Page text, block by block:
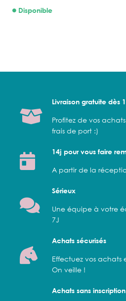
Disponible
Livraison gratuite dès
Profitez de vos
frais de port :)
14j pour vous faire
A partir de la
Sérieux
Une équipe à votre
7J
Achats sécurisés
Effectuez vos
On veille !
Achats sans inscription